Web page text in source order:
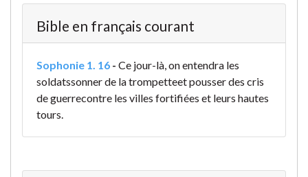
Bible en français courant
Sophonie 1. 16 - Ce jour-là, on entendra les
soldatssonner de la trompetteet pousser des cris
de guerrecontre les villes fortifiées et leurs hautes
tours.